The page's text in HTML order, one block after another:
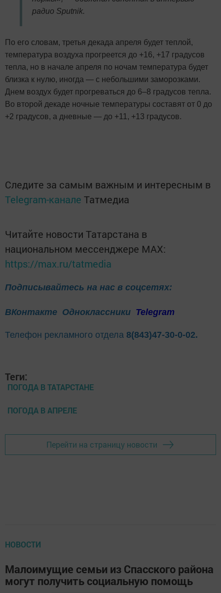
радио Sputnik.
По его словам, третья декада апреля будет теплой,
температура воздуха прогреется до +16, +17 градусов
тепла, но в начале апреля по ночам температура будет
близка к нулю, иногда — с небольшими заморозками.
Днем воздух будет прогреваться до 6–8 градусов тепла.
Во второй декаде ночные температуры составят от 0 до
+2 градусов, а дневные — до +11, +13 градусов.
Следите за самым важным и интересным в
Telegram-канале Татмедиа
Читайте новости Татарстана в
национальном мессенджере MАХ:
https://max.ru/tatmedia
Подписывайтесь на нас в соцсетях:
ВКонтакте Одноклассники Telegram
Телефон рекламного отдела 8(843)47-30-0-02.
Теги:
ПОГОДА В ТАТАРСТАНЕ
ПОГОДА В АПРЕЛЕ
Перейти на страницу новости
НОВОСТИ
Малоимущие семьи из Спасского района
могут получить социальную помощь